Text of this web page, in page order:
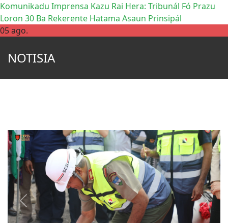
Komunikadu Imprensa Kazu Rai Hera: Tribunál Fó Prazu
Loron 30 Ba Rekerente Hatama Asaun Prinsipál
05 ago.
NOTISIA
Previous Next